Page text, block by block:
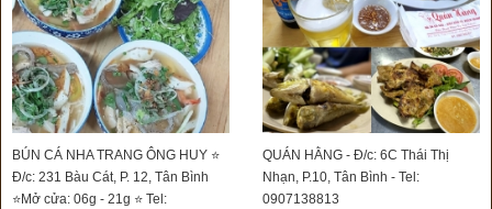
BÚN CÁ NHA TRANG ÔNG HUY ⭐
Đ/c: 231 Bàu Cát, P. 12, Tân Bình
⭐Mở cửa: 06g - 21g ⭐ Tel:
QUÁN HẰNG - Đ/c: 6C Thái Thị
Nhạn, P.10, Tân Bình - Tel:
0907138813